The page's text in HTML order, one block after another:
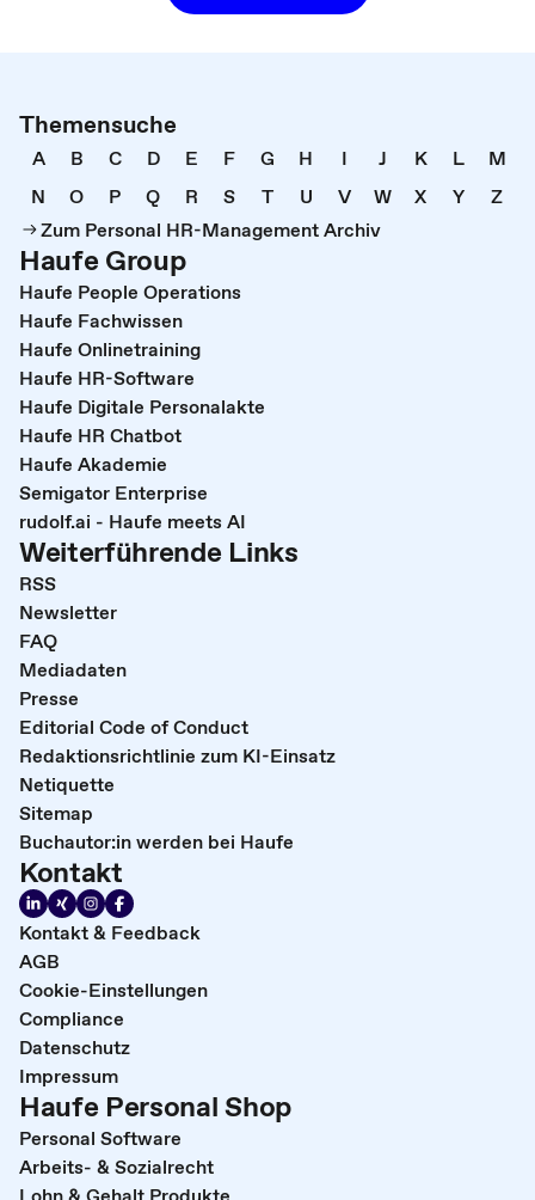
Themensuche
A B C D E F G H I J K L
M
N
O P Q R S T U V W X Y
Z
Zum Personal HR-Management Archiv
Haufe Group
Haufe People Operations
Haufe Fachwissen
Haufe Onlinetraining
Haufe HR-Software
Haufe Digitale Personalakte
Haufe HR Chatbot
Haufe Akademie
Semigator Enterprise
rudolf.ai - Haufe meets AI
Weiterführende Links
RSS
Newsletter
FAQ
Mediadaten
Presse
Editorial Code of Conduct
Redaktionsrichtlinie zum KI-Einsatz
Netiquette
Sitemap
Buchautor:in werden bei Haufe
Kontakt
Kontakt & Feedback
AGB
Cookie-Einstellungen
Compliance
Datenschutz
Impressum
Haufe Personal Shop
Personal Software
Arbeits- & Sozialrecht